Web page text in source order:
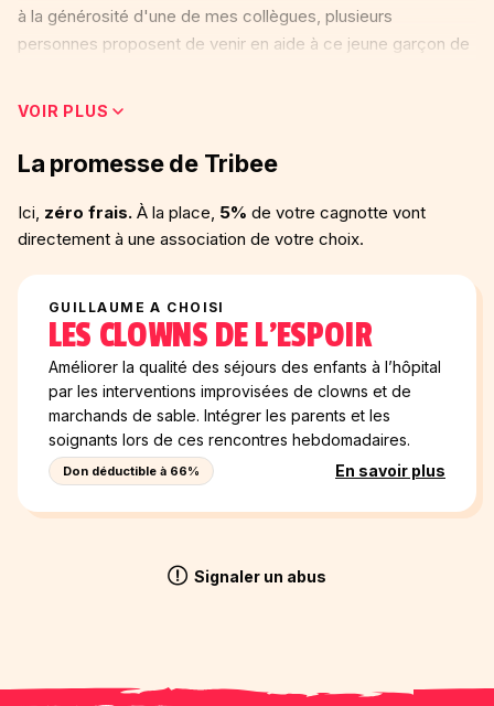
à la générosité d'une de mes collègues, plusieurs
personnes proposent de venir en aide à ce jeune garçon de
bons cœurs ❤️
VOIR PLUS
La promesse de Tribee
Ici, zéro frais. À la place, 5% de votre cagnotte vont
directement à une association de votre choix.
GUILLAUME A CHOISI
LES CLOWNS DE L'ESPOIR
Améliorer la qualité des séjours des enfants à l’hôpital
par les interventions improvisées de clowns et de
marchands de sable. Intégrer les parents et les
soignants lors de ces rencontres hebdomadaires.
Don déductible à 66% En savoir plus
Signaler un abus